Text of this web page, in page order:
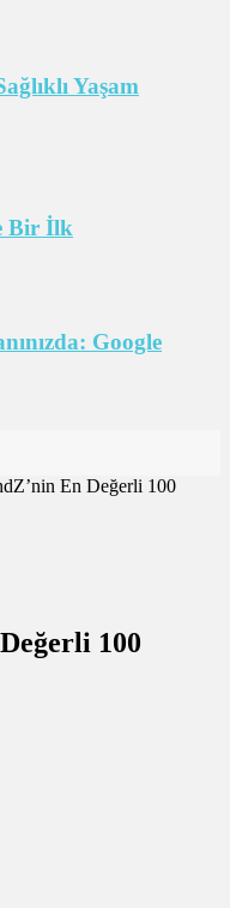
Yaşam
Bir İlk
Google
En Değerli 100
100